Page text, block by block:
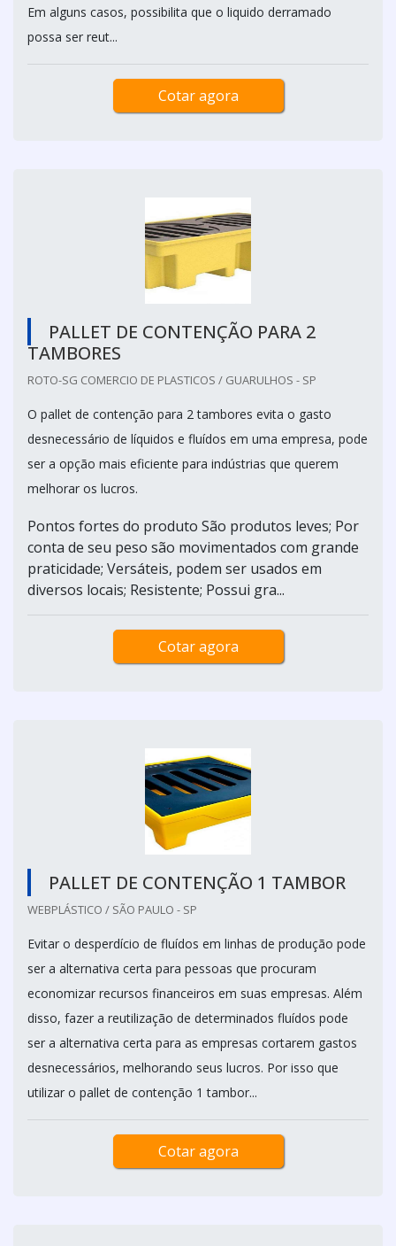
Em alguns casos, possibilita que o liquido derramado
possa ser reut...
Cotar agora
PALLET DE CONTENÇÃO PARA 2
TAMBORES
ROTO-SG COMERCIO DE PLASTICOS / GUARULHOS - SP
O pallet de contenção para 2 tambores evita o gasto
desnecessário de líquidos e fluídos em uma empresa, pode
ser a opção mais eficiente para indústrias que querem
melhorar os lucros.
Pontos fortes do produto São produtos leves; Por
conta de seu peso são movimentados com grande
praticidade; Versáteis, podem ser usados em
diversos locais; Resistente; Possui gra...
Cotar agora
PALLET DE CONTENÇÃO 1 TAMBOR
WEBPLÁSTICO / SÃO PAULO - SP
Evitar o desperdício de fluídos em linhas de produção pode
ser a alternativa certa para pessoas que procuram
economizar recursos financeiros em suas empresas. Além
disso, fazer a reutilização de determinados fluídos pode
ser a alternativa certa para as empresas cortarem gastos
desnecessários, melhorando seus lucros. Por isso que
utilizar o pallet de contenção 1 tambor...
Cotar agora